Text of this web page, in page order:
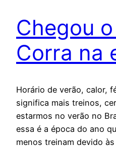
Chegou
Corra na
Horário de verão, calor,
significa mais treinos,
estarmos no verão no
essa é a época do ano
menos treinam devido